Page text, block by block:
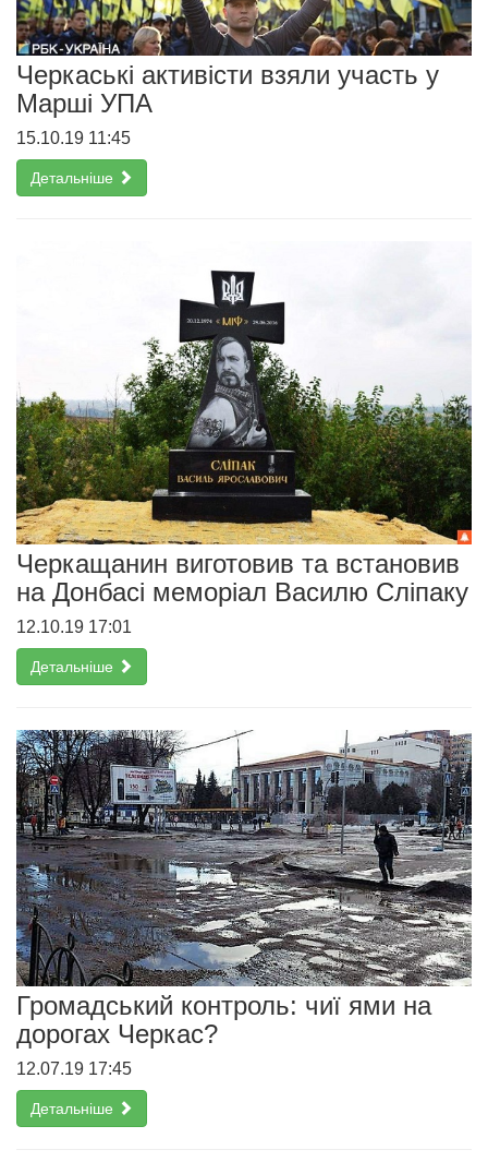
Черкаські активісти взяли участь у
Марші УПА
15.10.19 11:45
Детальніше
Черкащанин виготовив та встановив
на Донбасі меморіал Василю Сліпаку
12.10.19 17:01
Детальніше
Громадський контроль: чиї ями на
дорогах Черкас?
12.07.19 17:45
Детальніше